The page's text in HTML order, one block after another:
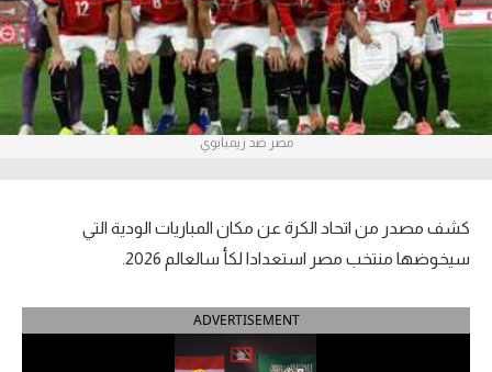
ركن الألعاب
بطولات
أمريكا 2026
الدوري الإنجليزي الممتاز
الدوري الإسباني
مصر ضد زيمبابوي
كشف مصدر من اتحاد الكرة عن مكان المباريات الودية التي
سيخوضها منتخب مصر استعدادا لكأ سالعالم 2026.
ADVERTISEMENT